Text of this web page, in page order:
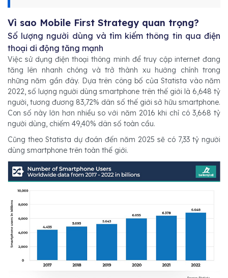
Vì sao Mobile First Strategy quan trọng?
Số lượng người dùng và tìm kiếm thông tin qua điện
thoại di động tăng mạnh
Việc sử dụng điện thoại thông minh để truy cập internet đang
tăng lên nhanh chóng và trở thành xu hướng chính trong
những năm gần đây. Dựa trên công bố của Statista vào năm
2022, số lượng người dùng smartphone trên thế giới là 6,648 tỷ
người, tương đương 83,72% dân số thế giới sở hữu smartphone.
Con số này lớn hơn nhiều so với năm 2016 khi chỉ có 3,668 tỷ
người dùng, chiếm 49,40% dân số toàn cầu.
Cũng theo Statista dự đoán đến năm 2025 sẽ có 7,33 tỷ người
dùng smartphone trên toàn thế giới.